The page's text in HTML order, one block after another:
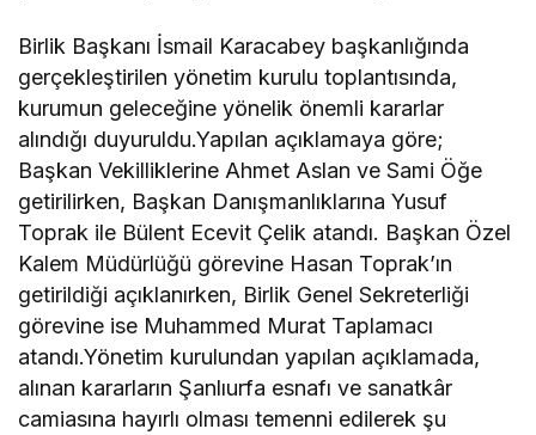
Birlik Başkanı İsmail Karacabey başkanlığında
gerçekleştirilen yönetim kurulu toplantısında,
kurumun geleceğine yönelik önemli kararlar
alındığı duyuruldu.Yapılan açıklamaya göre;
Başkan Vekilliklerine Ahmet Aslan ve Sami Öğe
getirilirken, Başkan Danışmanlıklarına Yusuf
Toprak ile Bülent Ecevit Çelik atandı. Başkan Özel
Kalem Müdürlüğü görevine Hasan Toprak’ın
getirildiği açıklanırken, Birlik Genel Sekreterliği
görevine ise Muhammed Murat Taplamacı
atandı.Yönetim kurulundan yapılan açıklamada,
alınan kararların Şanlıurfa esnafı ve sanatkâr
camiasına hayırlı olması temenni edilerek şu